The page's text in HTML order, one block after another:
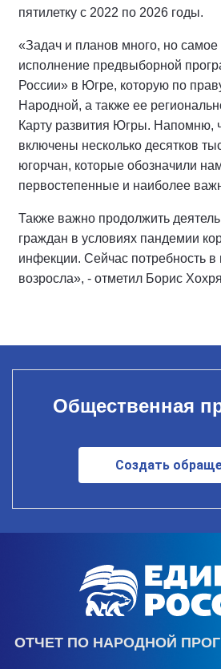
пятилетку с 2022 по 2026 годы.
«Задач и планов много, но
исполнение предвыборной
России» в Югре, которую по
Народной, а также ее
Карту развития Югры. Напомню,
включены несколько десятков
югорчан, которые обозначили
первостепенные и наиболее
Также важно продолжить
граждан в условиях пандемии
инфекции. Сейчас потребность
возросла», - отметил Борис
Общественная
Создать
ОТЧЕТ ПО НАРОДНОЙ